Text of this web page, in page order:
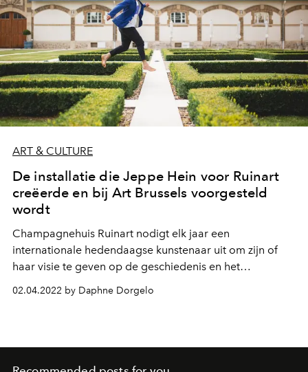
ART & CULTURE
De installatie die Jeppe Hein voor Ruinart
creëerde en bij Art Brussels voorgesteld
wordt
Champagnehuis Ruinart nodigt elk jaar een
internationale hedendaagse kunstenaar uit om zijn of
haar visie te geven op de geschiedenis en het
vakmanschap van het huis. Dit jaar was de eer aan de
Deense kunstenaar Jeppe Hein, die een
02.04.2022 by Daphne Dorgelo